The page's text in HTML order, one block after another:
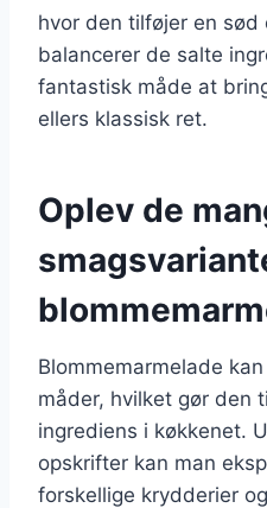
hvor den tilføjer en
balancerer de salte
fantastisk måde at
ellers klassisk ret.
Oplev de
Blommemarmelade
måder, hvilket gør den
ingrediens i køkkenet.
opskrifter kan man
forskellige krydderier